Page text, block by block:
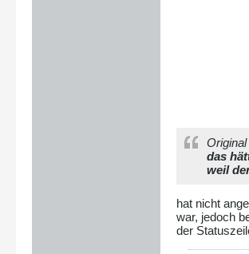
das
weil
hat nicht
war, jedoch
der